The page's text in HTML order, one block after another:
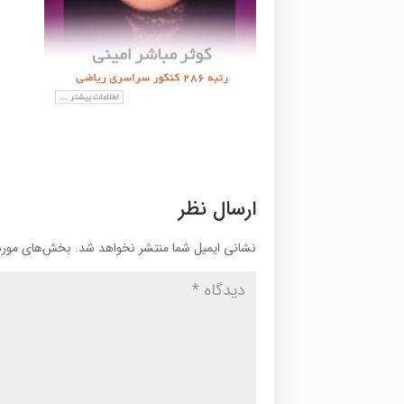
ارسال نظر
نشانی ایمیل شما منتشر نخواهد شد. بخش‌های